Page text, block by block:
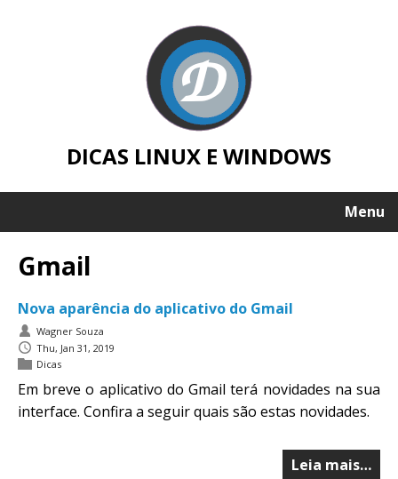
DICAS LINUX E WINDOWS
Menu
Gmail
Nova aparência do aplicativo do Gmail
Wagner Souza
Thu, Jan 31, 2019
Dicas
Em breve o aplicativo do Gmail terá novidades na sua
interface. Confira a seguir quais são estas novidades.
Leia mais…